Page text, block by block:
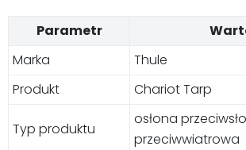
Parametr
Marka
Thule
Produkt
Chariot Tarp
Typ produktu
osłona
przeciwwiatrowa